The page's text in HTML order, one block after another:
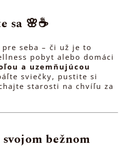
sa 🌸☕️
seba – či už je to
pobyt alebo domáci
a uzemňujúcou
sviečky, pustite si
starosti na chvíľu za
bežnom